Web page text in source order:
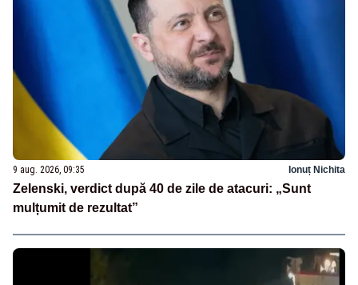
9 aug. 2026, 09:35 Ionuț Nichita
Zelenski, verdict după 40 de zile de atacuri: „Sunt
mulțumit de rezultat”